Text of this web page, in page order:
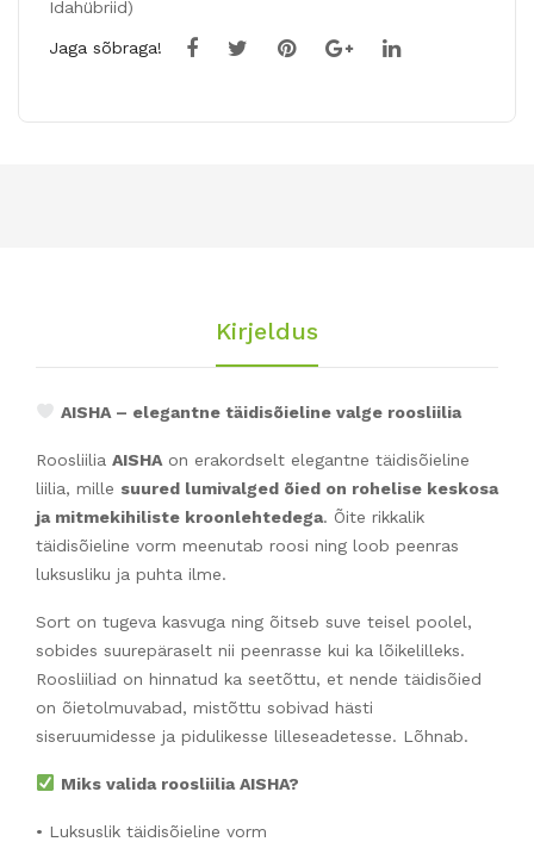
Idahübriid)
Jaga sõbraga!
Kirjeldus
AISHA – elegantne täidisõieline valge roosliilia
Roosliilia AISHA on erakordselt elegantne täidisõieline
liilia, mille suured lumivalged õied on rohelise keskosa
ja mitmekihiliste kroonlehtedega. Õite rikkalik
täidisõieline vorm meenutab roosi ning loob peenras
luksusliku ja puhta ilme.
Sort on tugeva kasvuga ning õitseb suve teisel poolel,
sobides suurepäraselt nii peenrasse kui ka lõikelilleks.
Roosliiliad on hinnatud ka seetõttu, et nende täidisõied
on õietolmuvabad, mistõttu sobivad hästi
siseruumidesse ja pidulikesse lilleseadetesse. Lõhnab.
Miks valida roosliilia AISHA?
• Luksuslik täidisõieline vorm